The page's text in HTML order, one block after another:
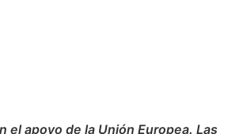
el apoyo de la Unión Europea. Las